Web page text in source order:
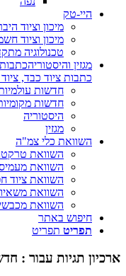
היי-טק
מיכון וציוד
מיכון וציוד
טכנולוגיה
מגזין והיסטוריה
כתבות ציוד כבד,
חדשות
חדשות
היסטוריה
מגזין
השוואת כלי צמ"ה
השוואת
השוואת
השוואת ציוד
השוואת
השוואת
חיפוש באתר
תפריט תפריט
ארכיון תגיות עבור :